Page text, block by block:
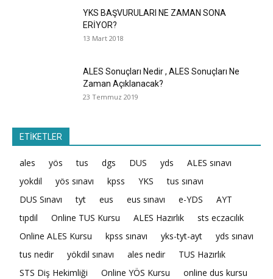
YKS BAŞVURULARI NE ZAMAN SONA
ERİYOR?
13 Mart 2018
ALES Sonuçları Nedir , ALES Sonuçları Ne
Zaman Açıklanacak?
23 Temmuz 2019
ETİKETLER
ales yös tus dgs DUS yds
ALES sınavı
yokdil
yös sınavı kpss YKS
tus sınavı
DUS Sınavı
tyt eus eus sınavı e-YDS
AYT
tıpdil
Online TUS Kursu ALES Hazırlık
sts eczacılık
Online ALES Kursu
kpss sınavı yks-tyt-ayt
yds sınavı
tus nedir
yökdil sınavı ales nedir
TUS Hazırlık
STS Diş Hekimliği
Online YÖS Kursu
online dus kursu